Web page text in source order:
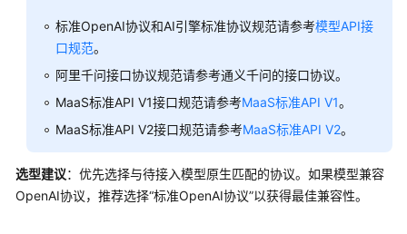
作
流
用
开
多
智
能
标准OpenAI协议和AI引擎标准协议规范请参考模型API接
口规范。
阿里千问接口协议规范请参考通义千问的接口协议。
MaaS标准API V1接口规范请参考MaaS标准API V1。
MaaS标准API V2接口规范请参考MaaS标准API V2。
选型建议：优先选择与待接入模型原生匹配的协议。如果模型兼容
OpenAI协议，推荐选择“标准OpenAI协议”以获得最佳兼容性。